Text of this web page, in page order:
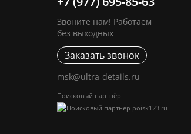
Звоните нам! Работаем
без выходных
Заказать звонок
msk@ultra-details.ru
Поисковый партнёр